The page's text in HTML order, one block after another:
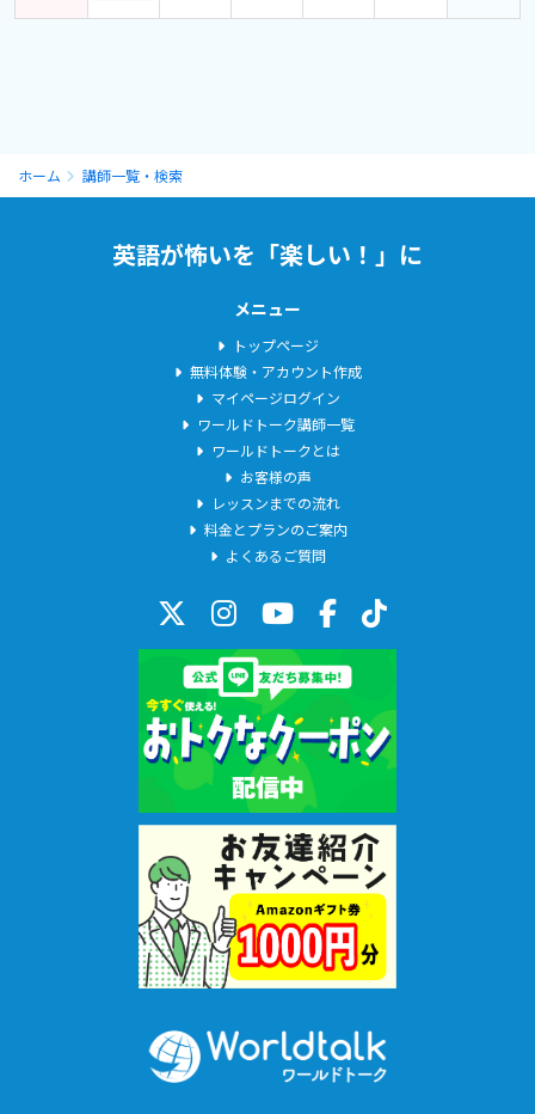
〜〜〜〜〜〜〜
自己紹介
１０年滞在していました。
化・多民族・多人種の刺激の多い環境でティーンエイジャーとして
３年間過ごした後、高校進学のタイミングで日本へ戻り、地元の
進学校では「帰国子女」という少し浮いた(？)存在に。「帰ってき
た」はずの場所での逆カルチャーショックの連続に、自分自身が
一番驚かされました。多種多様な世界観・文化背景を持つ人々の
渦の中に戻りたい一心でアメリカ４年制大学へ進学し、卒業後は
そのままベイエリアで就職して＋３年間住んでいました。
生まれ育った土地である関東に現在は住んでいますが、未だ文化
見た目で「日本人」と周りから判断されますが、いざ話してみる
と「あれ日本人？」「日本人らしくないよね」という言葉を投げ
かけられることが多々あります。
こういう経験から、自分は日本のインサイダーであり、アウトサイ
ダーであるような感覚があります。「日本人」の境界線とは一体何
なのだろう…とよく考えさせられています。こういう経験、皆さん
私が初めて英語と触れ合ったのは、ハリウッド映画や親が聴いて
いたカーペンターズ、エリック・クラプトン、ビートルズの音楽で
小学生になって、公文式でアルファベット、英単語、英文法を学
び、ベルリッツでグループ英会話レッスンも受けました。これら
ですが、渡米後に現地校に放り込まれた時は、かなり苦労しまし
ホーム 講師一覧・検索
英語が怖いを「楽しい！」に
メニュー
トップページ
無料体験・アカウント作成
マイページログイン
ワールドトーク講師一覧
ワールドトークとは
お客様の声
レッスンまでの流れ
料金とプランのご案内
よくあるご質問